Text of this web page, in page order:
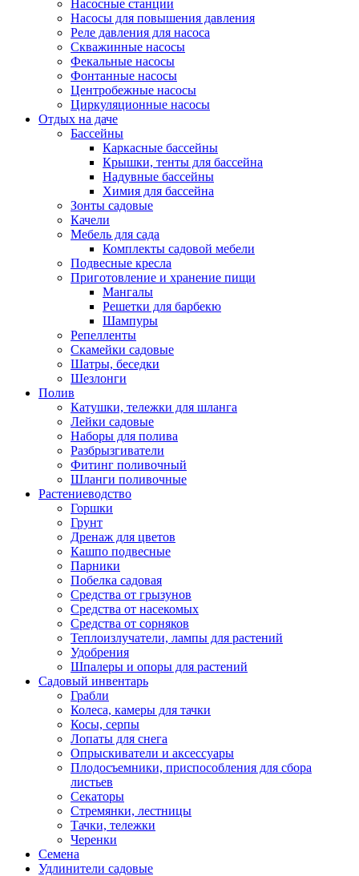
Насосные станции
Насосы для повышения давления
Реле давления для насоса
Скважинные насосы
Фекальные насосы
Фонтанные насосы
Центробежные насосы
Циркуляционные насосы
Отдых на даче
Бассейны
Каркасные бассейны
Крышки, тенты для бассейна
Надувные бассейны
Химия для бассейна
Зонты садовые
Качели
Мебель для сада
Комплекты садовой мебели
Подвесные кресла
Приготовление и хранение пищи
Мангалы
Решетки для барбекю
Шампуры
Репелленты
Скамейки садовые
Шатры, беседки
Шезлонги
Полив
Катушки, тележки для шланга
Лейки садовые
Наборы для полива
Разбрызгиватели
Фитинг поливочный
Шланги поливочные
Растениеводство
Горшки
Грунт
Дренаж для цветов
Кашпо подвесные
Парники
Побелка садовая
Средства от грызунов
Средства от насекомых
Средства от сорняков
Теплоизлучатели, лампы для растений
Удобрения
Шпалеры и опоры для растений
Садовый инвентарь
Грабли
Колеса, камеры для тачки
Косы, серпы
Лопаты для снега
Опрыскиватели и аксессуары
Плодосъемники, приспособления для сбора
листьев
Секаторы
Стремянки, лестницы
Тачки, тележки
Черенки
Семена
Удлинители садовые